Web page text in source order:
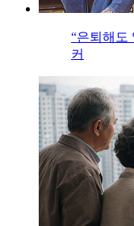
“은퇴해도
커